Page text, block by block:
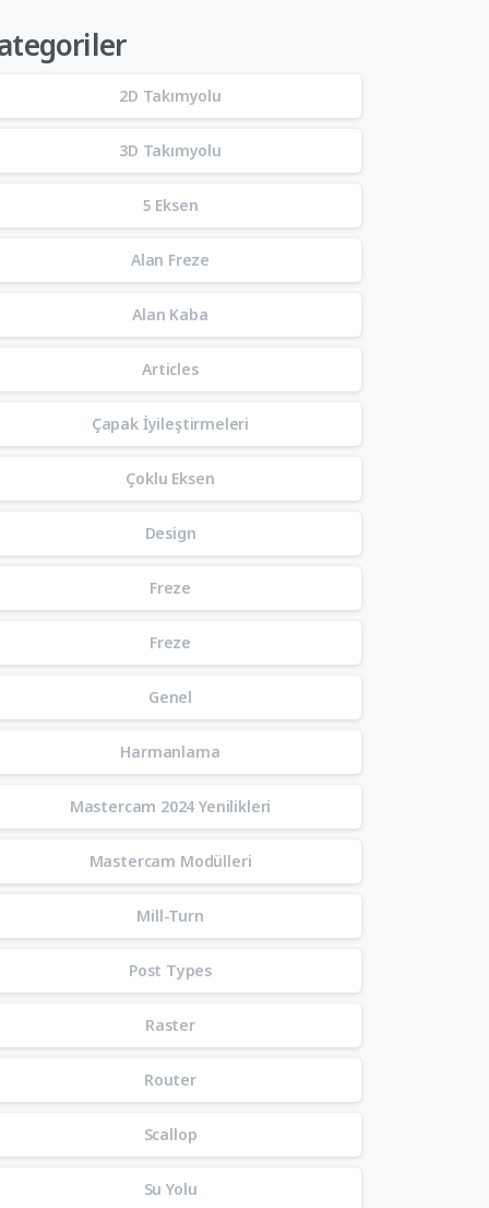
2D Takımyolu
3D Takımyolu
5 Eksen
Alan Freze
Alan Kaba
Articles
Çapak İyileştirmeleri
Çoklu Eksen
Design
Freze
Freze
Genel
Harmanlama
Mastercam 2024 Yenilikleri
Mastercam Modülleri
Mill-Turn
Post Types
Raster
Router
Scallop
Su Yolu